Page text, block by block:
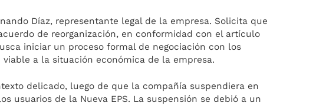
Díaz, representante legal de la empresa. Solicita que
de reorganización, en conformidad con el artículo
iniciar un proceso formal de negociación con los
a la situación económica de la empresa.
delicado, luego de que la compañía suspendiera en
usuarios de la Nueva EPS. La suspensión se debió a un